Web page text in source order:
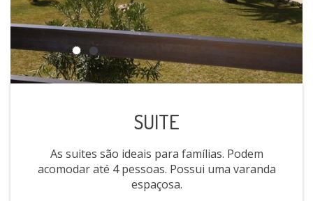
SUITE
As suites são ideais para famílias. Podem
acomodar até 4 pessoas. Possui uma varanda
espaçosa.